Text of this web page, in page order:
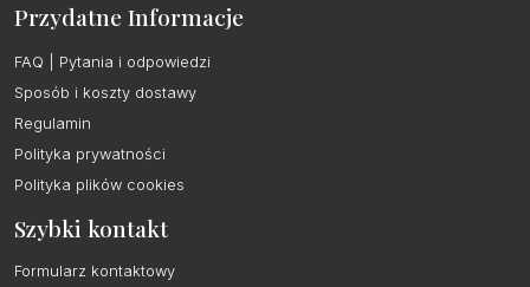
Przydatne Informacje
FAQ | Pytania i odpowiedzi
Sposób i koszty dostawy
Regulamin
Polityka prywatności
Polityka plików cookies
Szybki kontakt
Formularz kontaktowy